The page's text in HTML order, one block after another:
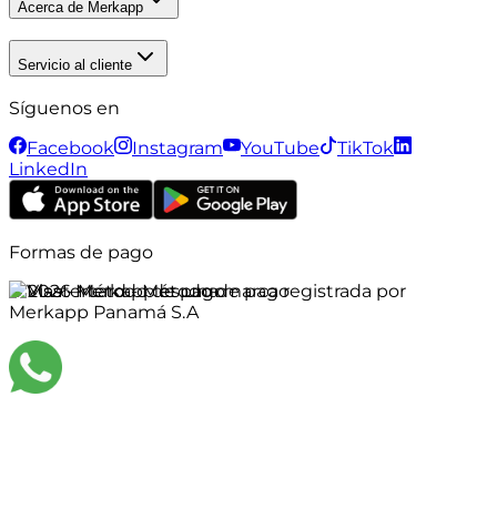
Acerca de Merkapp
Servicio al cliente
Síguenos en
Facebook
Instagram YouTube
TikTok
LinkedIn
Formas de pago
©2026Merkapp es una marca registrada por
Merkapp Panamá S.A